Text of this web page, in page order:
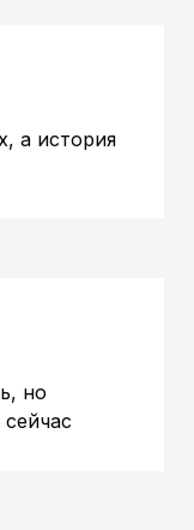
а история
но